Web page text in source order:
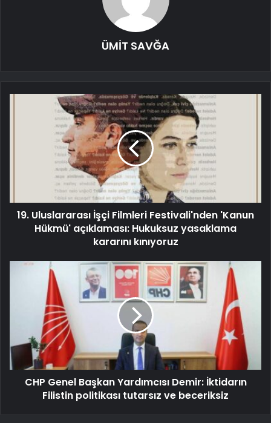
ÜMİT SAVĞA
19. Uluslararası İşçi Filmleri Festivali'nden 'Kanun
Hükmü' açıklaması: Hukuksuz yasaklama
kararını kınıyoruz
CHP Genel Başkan Yardımcısı Demir: İktidarın
Filistin politikası tutarsız ve beceriksiz